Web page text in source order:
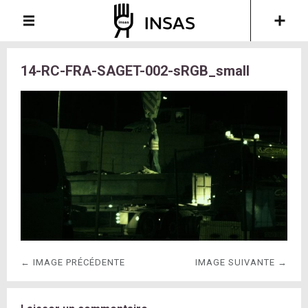
14-RC-FRA-SAGET-002-sRGB_small
← IMAGE PRÉCÉDENTE IMAGE SUIVANTE →